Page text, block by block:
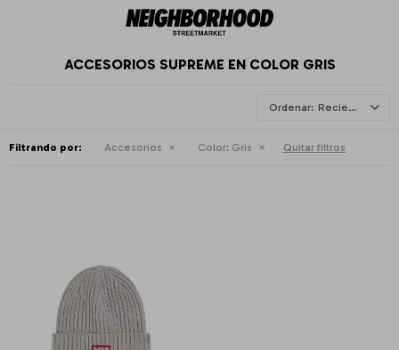
ACCESORIOS SUPREME EN COLOR GRIS
Recientes
Filtrando por: Accesorios Color: Gris Quitar filtros